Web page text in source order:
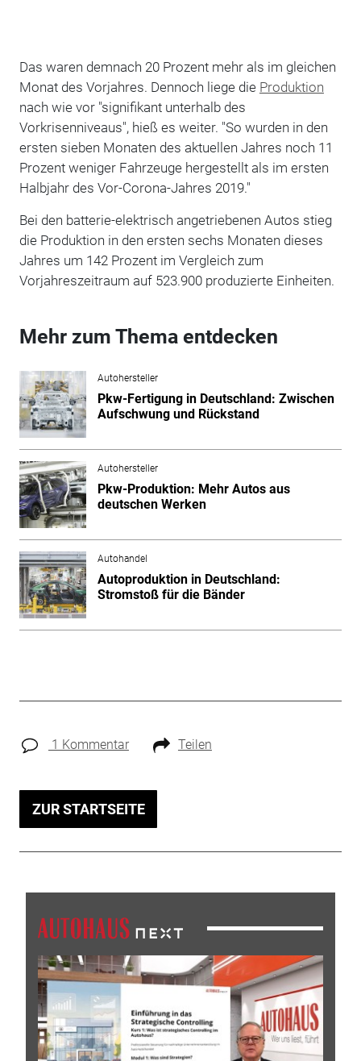
Das waren demnach 20 Prozent mehr als im gleichen
Monat des Vorjahres. Dennoch liege die Produktion
nach wie vor "signifikant unterhalb des
Vorkrisenniveaus", hieß es weiter. "So wurden in den
ersten sieben Monaten des aktuellen Jahres noch 11
Prozent weniger Fahrzeuge hergestellt als im ersten
Halbjahr des Vor-Corona-Jahres 2019."
Bei den batterie-elektrisch angetriebenen Autos stieg
die Produktion in den ersten sechs Monaten dieses
Jahres um 142 Prozent im Vergleich zum
Vorjahreszeitraum auf 523.900 produzierte Einheiten.
Mehr zum Thema entdecken
Autohersteller
Pkw-Fertigung in Deutschland: Zwischen
Aufschwung und Rückstand
Autohersteller
Pkw-Produktion: Mehr Autos aus
deutschen Werken
Autohandel
Autoproduktion in Deutschland:
Stromstoß für die Bänder
1 Kommentar Teilen
ZUR STARTSEITE